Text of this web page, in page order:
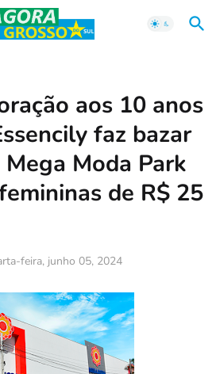
aos 10 anos
faz bazar
Moda Park
de R$ 25
feira, junho 05, 2024